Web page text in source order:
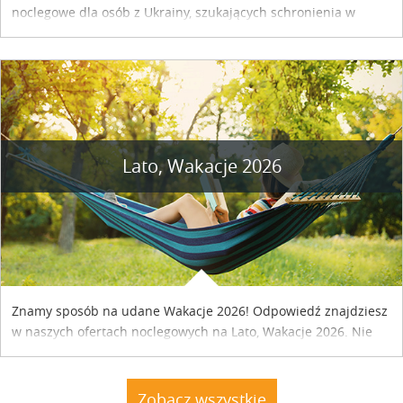
noclegowe dla osób z Ukrainy, szukających schronienia w
Lato, Wakacje 2026
Znamy sposób na udane Wakacje 2026! Odpowiedź znajdziesz
w naszych ofertach noclegowych na Lato, Wakacje 2026. Nie
zwlekaj atrakcyjne noclegi czekają...